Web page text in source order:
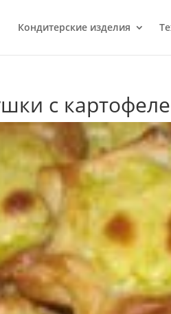
Кондитерcкие изделия
с